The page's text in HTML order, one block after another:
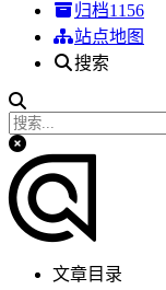
归档1156
站点地图
搜索
文章目录